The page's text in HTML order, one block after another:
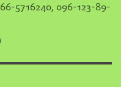
5716240, 096-123-89-